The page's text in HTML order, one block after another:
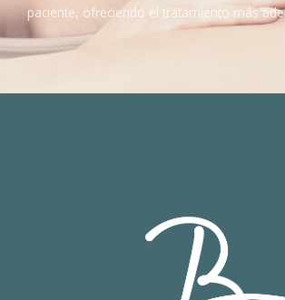
paciente, ofreciendo el tratamiento más